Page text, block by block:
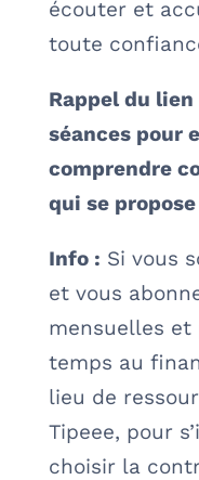
écouter et
toute
Rappel du
séances pour
comprendre
qui se propose
Info : Si vous
et vous
mensuelles
temps au
lieu de
Tipeee, pour
choisir la